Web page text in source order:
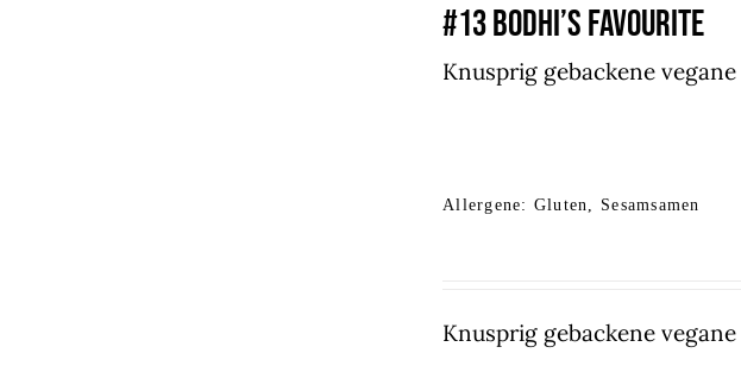
#13 BODHI’S FAVOURITE
Knusprig gebackene
Allergene: Gluten, Sesamsamen
Knusprig gebackene